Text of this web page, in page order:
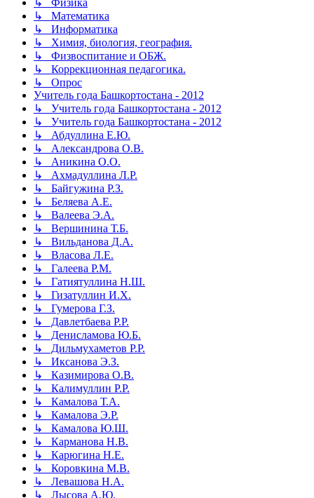
↳ Математика
↳ Информатика
↳ Химия, биология, география.
↳ Физвоспитание и ОБЖ.
↳ Коррекционная педагогика.
↳ Опрос
Учитель года Башкортостана - 2012
↳ Учитель года Башкортостана - 2012
↳ Учитель года Башкортостана - 2012
↳ Абдуллина Е.Ю.
↳ Александрова О.В.
↳ Аникина О.О.
↳ Ахмадуллина Л.Р.
↳ Байгужина Р.З.
↳ Беляева А.Е.
↳ Валеева Э.А.
↳ Вершинина Т.Б.
↳ Вильданова Д.А.
↳ Власова Л.Е.
↳ Галеева Р.М.
↳ Гатиятуллина Н.Ш.
↳ Гизатуллин И.Х.
↳ Гумерова Г.З.
↳ Давлетбаева Р.Р.
↳ Денисламова Ю.Б.
↳ Дильмухаметов Р.Р.
↳ Иксанова Э.З.
↳ Казимирова О.В.
↳ Калимуллин Р.Р.
↳ Камалова Т.А.
↳ Камалова Э.Р.
↳ Камалова Ю.Ш.
↳ Карманова Н.В.
↳ Карюгина Н.Е.
↳ Коровкина М.В.
↳ Левашова Н.А.
↳ Лысова А.Ю.